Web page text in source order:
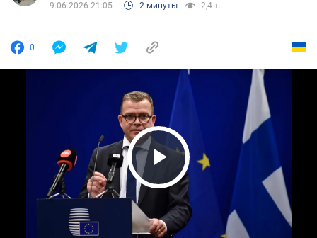
9.06.2026 21:05 2 минуты 2,4 т.
0
Play Video